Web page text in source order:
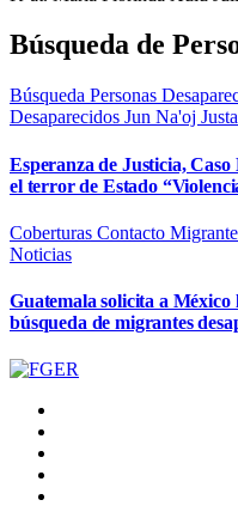
Búsqueda de
Búsqueda Personas
Desaparecidos Jun Na'oj
Esperanza de Justicia,
el terror de Estado
Coberturas Contacto Migrante
Noticias
Guatemala solicita a México
búsqueda de migrantes